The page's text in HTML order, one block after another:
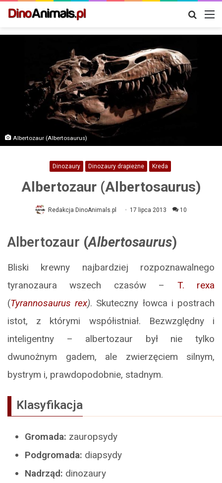
Szukaj
Albertozaur (Albertosaurus)
Dinozaury Dinozaury drapieżne Kreda
Albertozaur (Albertosaurus)
Redakcja DinoAnimals.pl 17 lipca 2013 10
Albertozaur (Albertosaurus)
Bliski krewny najbardziej rozpoznawalnego
tyranozaura wszech czasów – T. rexa
(Tyrannosaurus rex). Skuteczny łowca i postrach
istot, z którymi współistniał. Bezwzględny i
inteligentny – albertozaur był nie tylko
dwunożnym gadem, ale zwierzęciem silnym,
bystrym i, prawdopodobnie, stadnym.
Klasyfikacja
Gromada: zauropsydy
Podgromada: diapsydy
Nadrząd: dinozaury